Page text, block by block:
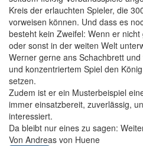
Kreis der erlauchten Spieler, die
vorweisen können. Und dass es
besteht kein Zweifel: Wenn er
oder sonst in der weiten Welt
Werner gerne ans Schachbrett
und konzentriertem Spiel den
setzen.
Zudem ist er ein Musterbeispiel
immer einsatzbereit, zuverlässig,
interessiert.
Da bleibt nur eines zu sagen:
Von Andreas von Huene